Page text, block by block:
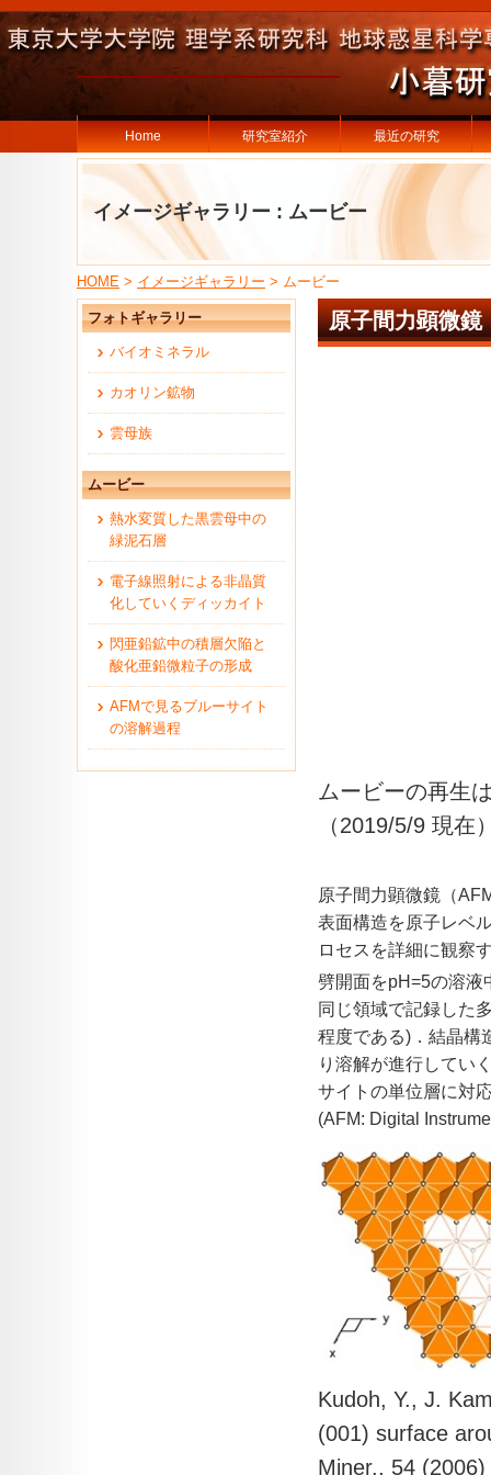
Home 研究室紹介 最近の研究
イメージギャラリー : ムービー
HOME > イメージギャラリー > ムービー
フォトギャラリー
バイオミネラル
カオリン鉱物
雲母族
ムービー
熱水変質した黒雲母中の
緑泥石層
電子線照射による非晶質
化していくディッカイト
閃亜鉛鉱中の積層欠陥と
酸化亜鉛微粒子の形成
AFMで見るブルーサイト
の溶解過程
原子間力顕微鏡
ムービーの再生
（2019/5/9 現在
原子間力顕微鏡（
表面構造を原子レベ
ロセスを詳細に観察
劈開面をpH=5の溶液
同じ領域で記録した
程度である)．結晶構
り溶解が進行してい
サイトの単位層に対
(AFM: Digital
Kudoh, Y., J.
(001) surface
Miner., 54